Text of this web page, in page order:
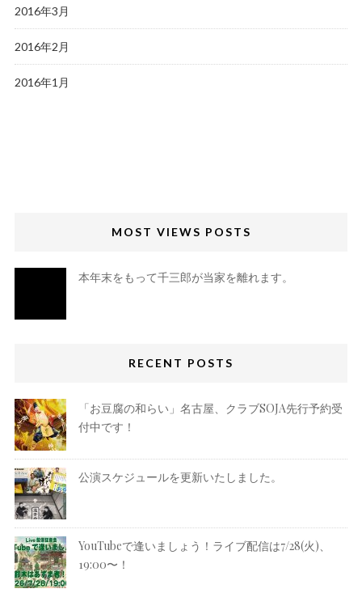
2016年3月
2016年2月
2016年1月
MOST VIEWS POSTS
本年末をもって千三郎が当家を離れます。
RECENT POSTS
「お豆腐の和らい」名古屋、クラブSOJA先行予約受
付中です！
公演スケジュールを更新いたしました。
YouTubeで逢いましょう！ライブ配信は7/28(火)、
19:00〜！